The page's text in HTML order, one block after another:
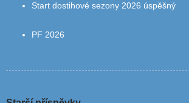
Start dostihové sezony 2026 úspěšný
PF 2026